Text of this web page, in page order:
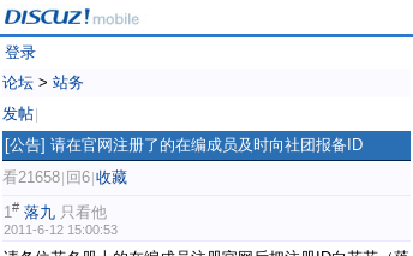
登录
论坛 > 站务
发帖
[公告] 请在官网注册了的在编成员及时向社团报备ID
看21658 回6 收藏
1# 落九 只看他
2011-6-12 15:00:53